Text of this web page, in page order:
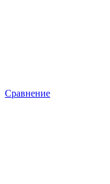
Сравнение